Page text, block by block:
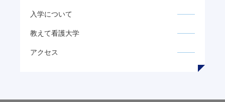
入学について
教えて看護大学
アクセス